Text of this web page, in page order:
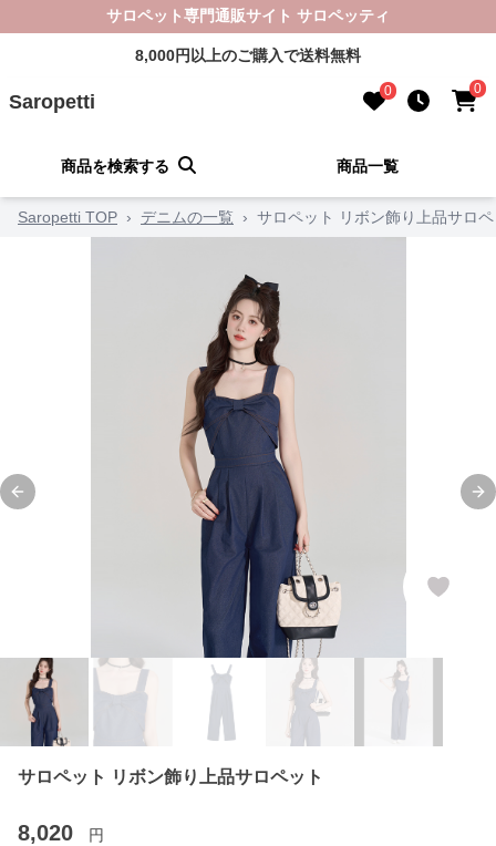
サロペット専門通販サイト サロペッティ
8,000円以上のご購入で送料無料
Saropetti 0 0
商品を検索する 商品一覧
Saropetti TOP › デニムの一覧 › サロペット リボン飾り上品サロ
Previous slide
サロペット リボン飾り上品サロペット
8,020 円